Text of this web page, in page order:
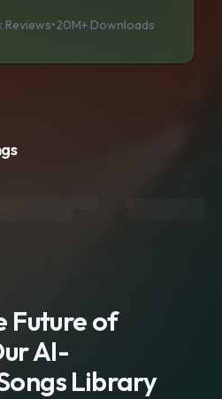
Reviews•20M+ Downloads
Future of
AI-
Library